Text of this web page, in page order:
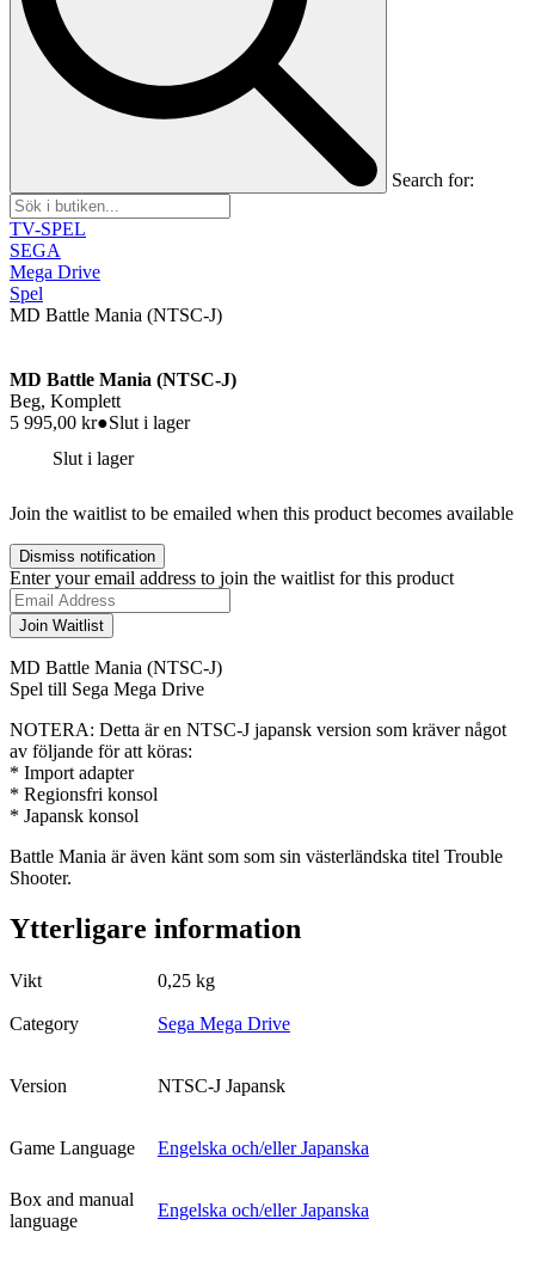
Search for:
TV-SPEL
SEGA
Mega Drive
Spel
MD Battle Mania (NTSC-J)
MD Battle Mania (NTSC-J)
Beg, Komplett
5 995,00 kr●Slut i lager
Slut i lager
Join the waitlist to be emailed when this product becomes available
Dismiss notification
Enter your email address to join the waitlist for this product
Join Waitlist
MD Battle Mania (NTSC-J)
Spel till Sega Mega Drive
NOTERA: Detta är en NTSC-J japansk version som kräver något
av följande för att köras:
* Import adapter
* Regionsfri konsol
* Japansk konsol
Battle Mania är även känt som som sin västerländska titel Trouble
Shooter.
Ytterligare information
Vikt 0,25 kg
Category Sega Mega Drive
Version NTSC-J Japansk
Game Language Engelska och/eller Japanska
Box and manual
language
Engelska och/eller Japanska